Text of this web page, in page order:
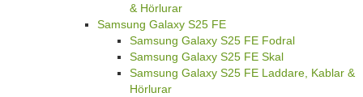
& Hörlurar
Samsung Galaxy S25 FE
Samsung Galaxy S25 FE Fodral
Samsung Galaxy S25 FE Skal
Samsung Galaxy S25 FE Laddare, Kablar &
Hörlurar